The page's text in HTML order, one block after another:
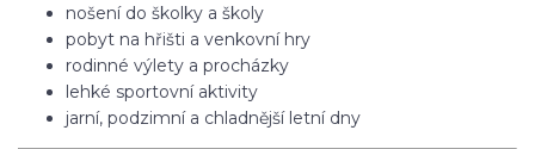
nošení do školky a školy
pobyt na hřišti a venkovní hry
rodinné výlety a procházky
lehké sportovní aktivity
jarní, podzimní a chladnější letní dny